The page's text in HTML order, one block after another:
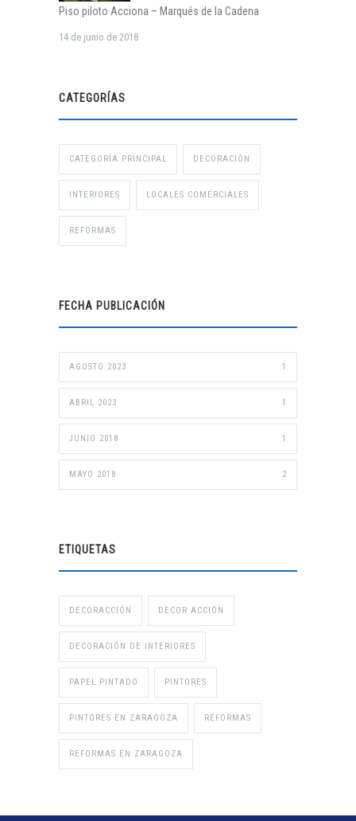
Piso piloto Acciona – Marqués de la Cadena
14 de junio de 2018
CATEGORÍAS
CATEGORÍA PRINCIPAL DECORACIÓN
INTERIORES LOCALES COMERCIALES
REFORMAS
FECHA PUBLICACIÓN
AGOSTO 2023 1
ABRIL 2023 1
JUNIO 2018 1
MAYO 2018 2
ETIQUETAS
DECORACCIÓN DECOR ACCIÓN
DECORACIÓN DE INTERIORES
PAPEL PINTADO PINTORES
PINTORES EN ZARAGOZA REFORMAS
REFORMAS EN ZARAGOZA